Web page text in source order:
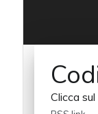
Clicca